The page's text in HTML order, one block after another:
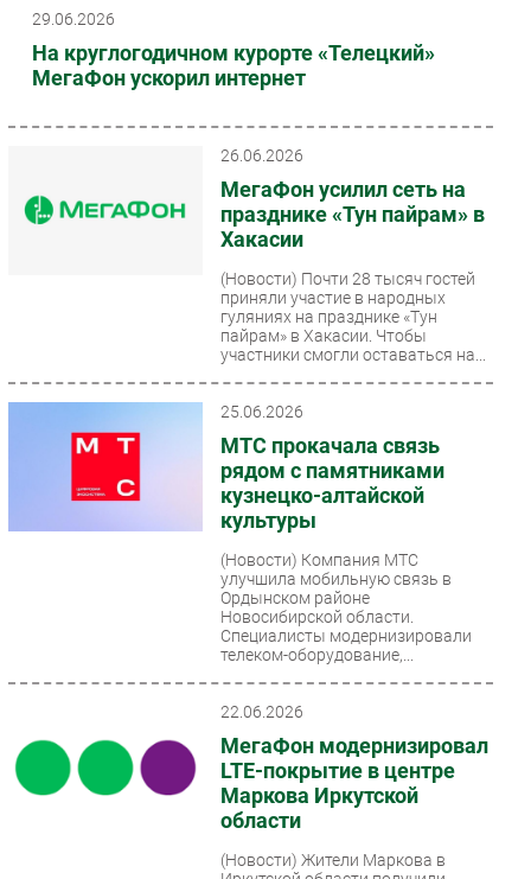
29.06.2026
На круглогодичном курорте «Телецкий»
МегаФон ускорил интернет
26.06.2026
МегаФон усилил сеть на
празднике «Тун пайрам» в
Хакасии
(Новости) Почти 28 тысяч гостей
приняли участие в народных
гуляниях на празднике «Тун
пайрам» в Хакасии. Чтобы
участники смогли оставаться на...
25.06.2026
МТС прокачала связь
рядом с памятниками
кузнецко-алтайской
культуры
(Новости) Компания МТС
улучшила мобильную связь в
Ордынском районе
Новосибирской области.
Специалисты модернизировали
телеком-оборудование,...
22.06.2026
МегаФон модернизировал
LTE-покрытие в центре
Маркова Иркутской
области
(Новости) Жители Маркова в